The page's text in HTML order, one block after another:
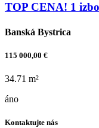
TOP CENA! 1
Banská Bystrica
115 000,00 €
34.71 m²
áno
Kontaktujte nás